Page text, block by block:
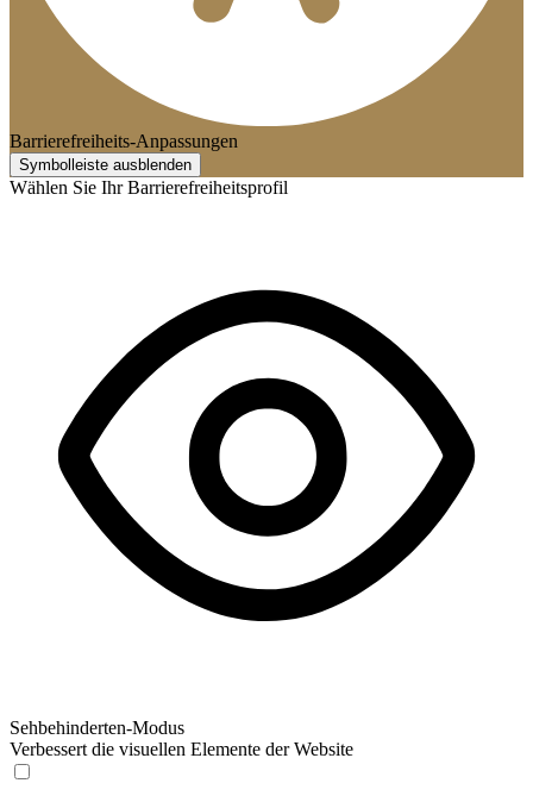
Barrierefreiheits-Anpassungen
Symbolleiste ausblenden
Wählen Sie Ihr Barrierefreiheitsprofil
Sehbehinderten-Modus
Verbessert die visuellen Elemente der Website